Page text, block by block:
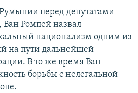
перед депутатами
Ван Ромпей назвал
национализм одним из
на пути дальнейшей
В то же время Ван
борьбы с нелегальной